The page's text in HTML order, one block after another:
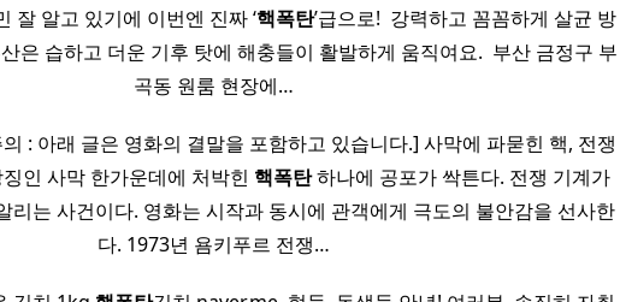
잘 알고 있기에 이번엔 진짜 ‘핵폭탄’급으로! ​ 강력하고 꼼꼼하게 살균 방
은 습하고 더운 기후 탓에 해충들이 활발하게 움직여요. ​ 부산 금정구 부
곡동 원룸 현장에…
: 아래 글은 영화의 결말을 포함하고 있습니다.] 사막에 파묻힌 핵, 전쟁
인 사막 한가운데에 처박힌 핵폭탄하나에 공포가 싹튼다. 전쟁 기계가
리는 사건이다. 영화는 시작과 동시에 관객에게 극도의 불안감을 선사한
다. 1973년 욤키푸르 전쟁…